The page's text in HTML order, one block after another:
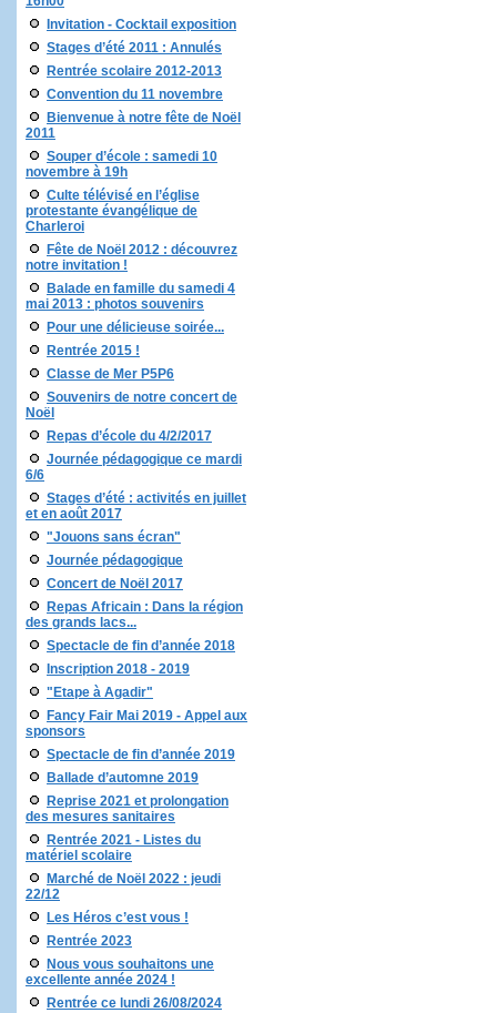
Invitation - Cocktail exposition
Stages d’été 2011 : Annulés
Rentrée scolaire 2012-2013
Convention du 11 novembre
Bienvenue à notre fête de Noël
2011
Souper d’école : samedi 10
novembre à 19h
Culte télévisé en l’église
protestante évangélique de
Charleroi
Fête de Noël 2012 : découvrez
notre invitation !
Balade en famille du samedi 4
mai 2013 : photos souvenirs
Pour une délicieuse soirée...
Rentrée 2015 !
Classe de Mer P5P6
Souvenirs de notre concert de
Noël
Repas d’école du 4/2/2017
Journée pédagogique ce mardi
6/6
Stages d’été : activités en juillet
et en août 2017
"Jouons sans écran"
Journée pédagogique
Concert de Noël 2017
Repas Africain : Dans la région
des grands lacs...
Spectacle de fin d’année 2018
Inscription 2018 - 2019
"Etape à Agadir"
Fancy Fair Mai 2019 - Appel aux
sponsors
Spectacle de fin d’année 2019
Ballade d’automne 2019
Reprise 2021 et prolongation
des mesures sanitaires
Rentrée 2021 - Listes du
matériel scolaire
Marché de Noël 2022 : jeudi
22/12
Les Héros c’est vous !
Rentrée 2023
Nous vous souhaitons une
excellente année 2024 !
Rentrée ce lundi 26/08/2024